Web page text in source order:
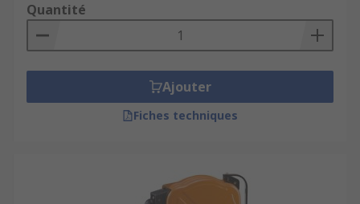
Quantité
Ajouter
Fiches techniques